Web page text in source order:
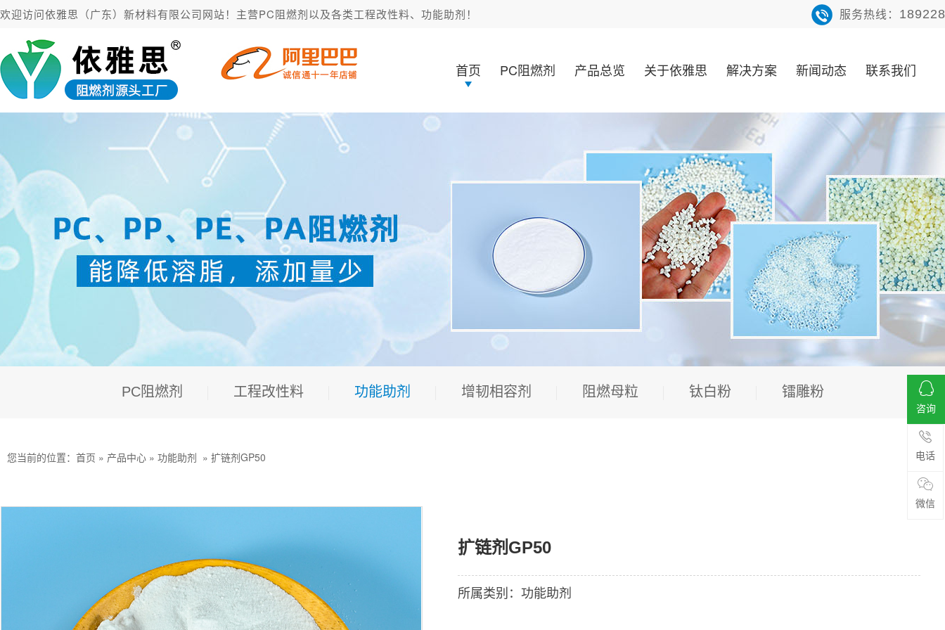
欢迎访问依雅思（广东）新材料有限公司网站！主营PC阻燃剂以及各类工程改性料、功能助剂！ 服务热线：
首页 PC阻燃剂 产品总览 关于依雅思 解决方案 新闻动态 联系我们
PC阻燃剂 工程改性料 功能助剂 增韧相容剂 阻燃母粒 钛白粉 镭雕粉
您当前的位置： 首页 » 产品中心 » 功能助剂 » 扩链剂GP50
扩链剂GP50
所属类别：功能助剂
咨询
电话
微信